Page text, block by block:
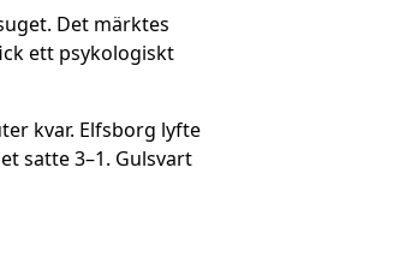
Det märktes
ett psykologiskt
kvar. Elfsborg lyfte
satte 3–1. Gulsvart